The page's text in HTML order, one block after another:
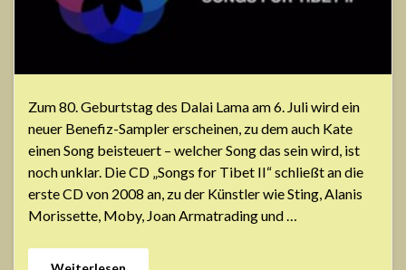
Zum 80. Geburtstag des Dalai Lama am 6. Juli wird ein
neuer Benefiz-Sampler erscheinen, zu dem auch Kate
einen Song beisteuert – welcher Song das sein wird, ist
noch unklar. Die CD „Songs for Tibet II“ schließt an die
erste CD von 2008 an, zu der Künstler wie Sting, Alanis
Morissette, Moby, Joan Armatrading und …